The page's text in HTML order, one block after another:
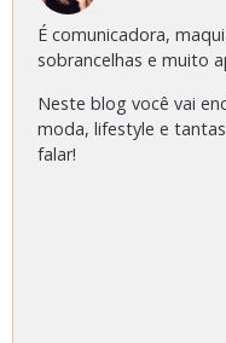
É comunicadora,
sobrancelhas e muito
Neste blog você vai
moda, lifestyle e
falar!